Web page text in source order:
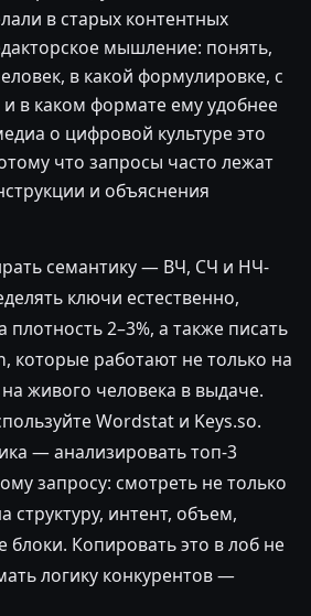
в старых контентных
мышление: понять,
в какой формулировке, с
в каком формате ему удобнее
о цифровой культуре это
что запросы часто лежат
и объяснения
семантику — ВЧ, СЧ и НЧ-
ключи естественно,
плотность 2–3%, а также писать
которые работают не только на
живого человека в выдаче.
Wordstat и Keys.so.
— анализировать топ-3
запросу: смотреть не только
структуру, интент, объем,
блоки. Копировать это в лоб не
логику конкурентов —